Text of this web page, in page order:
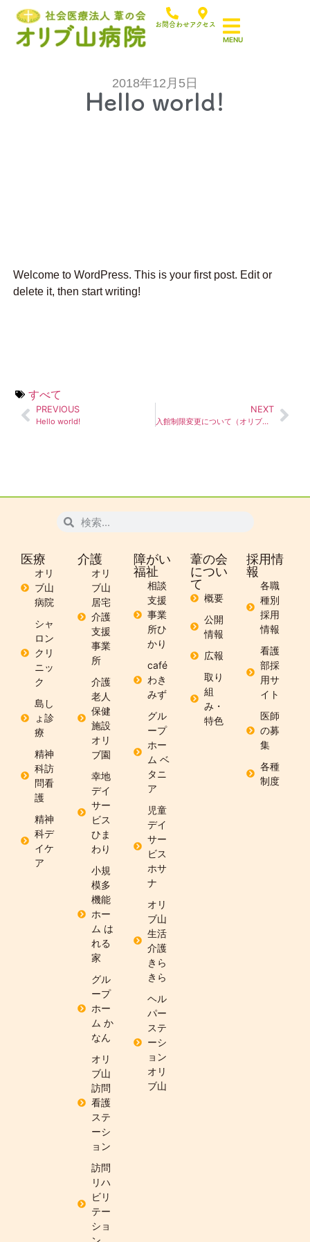
お問合わせアクセス
2018年12月5日
Hello world!
Welcome to WordPress. This is your first post. Edit or
delete it, then start writing!
すべて
PREVIOUS
Hello world!
NEXT
入館制限変更について（オリブ山病院）
医療
オリ
ブ山
病院
シャ
ロン
クリ
ニッ
ク
島し
ょ診
療
精神
科訪
問看
護
精神
科デ
イケ
ア
介護
オリ
ブ山
居宅
介護
支援
事業
所
介護
老人
保健
施設
オリ
ブ園
幸地
デイ
サー
ビス
ひま
わり
小規
模多
機能
ホー
ム は
れる
家
グル
ープ
ホー
ム か
なん
オリ
ブ山
訪問
看護
ステ
ーシ
ョン
訪問
リハ
ビリ
テー
ショ
障がい
福祉
相談
支援
事業
所ひ
かり
café
わき
みず
グル
ープ
ホー
ム ベ
タニ
ア
児童
デイ
サー
ビス
ホサ
ナ
オリ
ブ山
生活
介護
きら
きら
ヘル
パー
ステ
ーシ
ョン
オリ
ブ山
葦の会
につい
て
概要
公開
情報
広報
取り
組
み・
特色
採用情
報
各職
種別
採用
情報
看護
部採
用サ
イト
医師
の募
集
各種
制度